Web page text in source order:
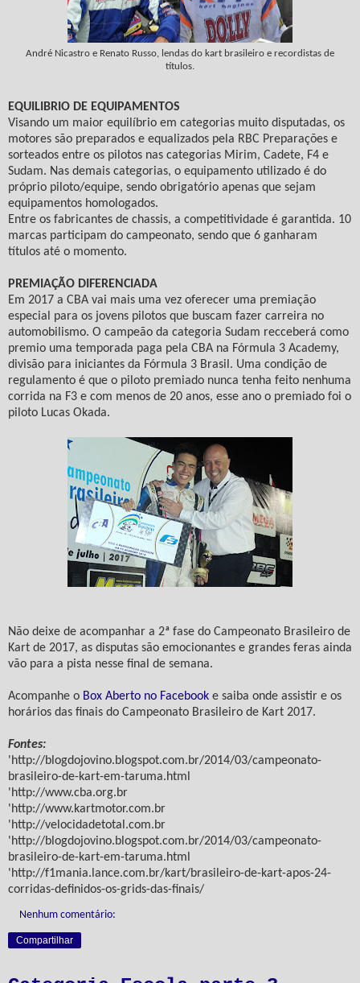
André Nicastro e Renato Russo, lendas do kart brasileiro e recordistas de
títulos.
EQUILIBRIO DE EQUIPAMENTOS
Visando um maior equilíbrio em categorias muito disputadas, os
motores são preparados e equalizados pela RBC Preparações e
sorteados entre os pilotos nas categorias Mirim, Cadete, F4 e
Sudam. Nas demais categorias, o equipamento utilizado é do
próprio piloto/equipe, sendo obrigatório apenas que sejam
equipamentos homologados.
Entre os fabricantes de chassis, a competitividade é garantida. 10
marcas participam do campeonato, sendo que 6 ganharam
títulos até o momento.
PREMIAÇÃO DIFERENCIADA
Em 2017 a CBA vai mais uma vez oferecer uma premiação
especial para os jovens pilotos que buscam fazer carreira no
automobilismo. O campeão da categoria Sudam recceberá como
premio uma temporada paga pela CBA na Fórmula 3 Academy,
divisão para iniciantes da Fórmula 3 Brasil. Uma condição de
regulamento é que o piloto premiado nunca tenha feito nenhuma
corrida na F3 e com menos de 20 anos, esse ano o premiado foi o
piloto Lucas Okada.
Não deixe de acompanhar a 2ª fase do Campeonato Brasileiro de
Kart de 2017, as disputas são emocionantes e grandes feras ainda
vão para a pista nesse final de semana.
Acompanhe o Box Aberto no Facebook e saiba onde assistir e os
horários das finais do Campeonato Brasileiro de Kart 2017.
Fontes:
'http://blogdojovino.blogspot.com.br/2014/03/campeonato-
brasileiro-de-kart-em-taruma.html
'http://www.cba.org.br
'http://www.kartmotor.com.br
'http://velocidadetotal.com.br
'http://blogdojovino.blogspot.com.br/2014/03/campeonato-
brasileiro-de-kart-em-taruma.html
'http://f1mania.lance.com.br/kart/brasileiro-de-kart-apos-24-
corridas-definidos-os-grids-das-finais/
Nenhum comentário:
Compartilhar